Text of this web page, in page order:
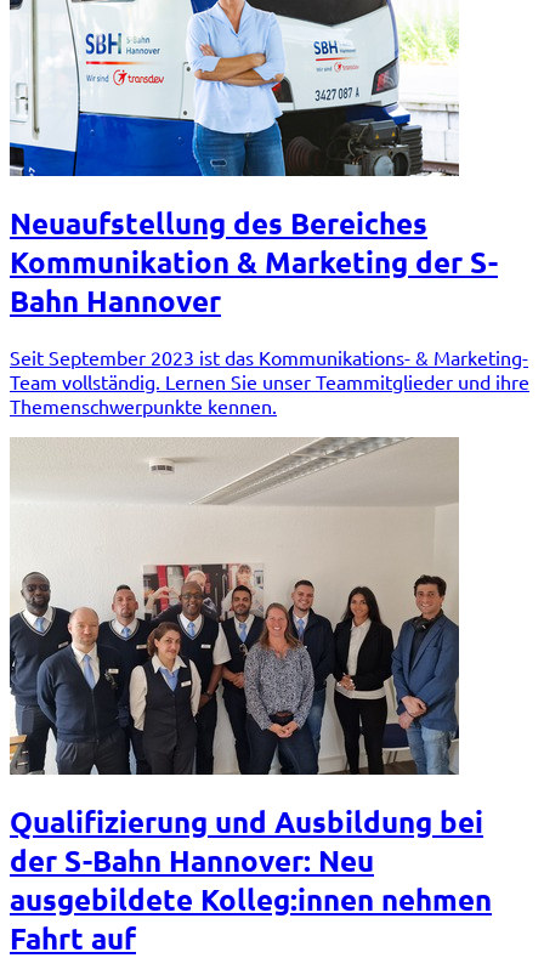
Neuaufstellung des Bereiches
Kommunikation & Marketing der S-
Bahn Hannover
Seit September 2023 ist das Kommunikations- & Marketing-
Team vollständig. Lernen Sie unser Teammitglieder und ihre
Themenschwerpunkte kennen.
Qualifizierung und Ausbildung bei
der S-Bahn Hannover: Neu
ausgebildete Kolleg:innen nehmen
Fahrt auf